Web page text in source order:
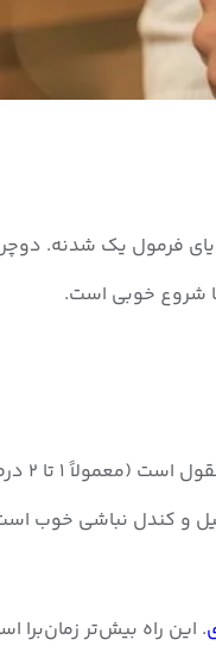
فرمول یک شدنه.
شروع خوبی است.
. این راه بیش‌تر